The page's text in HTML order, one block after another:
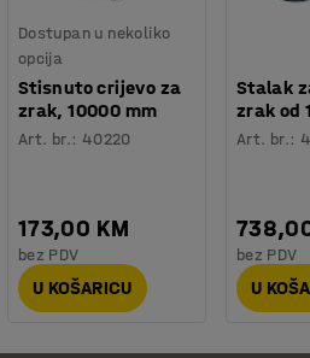
Dostupan u nekoliko
opcija
Stisnuto crijevo za
zrak, 10000 mm
Art. br.: 40220
173,00 KM
bez PDV
U KOŠARICU
Stalak
zrak od
Art. br.:
bez PDV
U